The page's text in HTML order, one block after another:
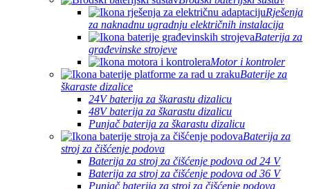
Rješenja
za naknadnu ugradnju električnih instalacija
Baterija za
građevinske strojeve
Motor i kontroler
Baterije za
škaraste dizalice
24V baterija za škarastu dizalicu
48V baterija za škarastu dizalicu
Punjač baterija za škarastu dizalicu
Baterija za
stroj za čišćenje podova
Baterija za stroj za čišćenje podova od 24 V
Baterija za stroj za čišćenje podova od 36 V
Punjač baterija za stroj za čišćenje podova